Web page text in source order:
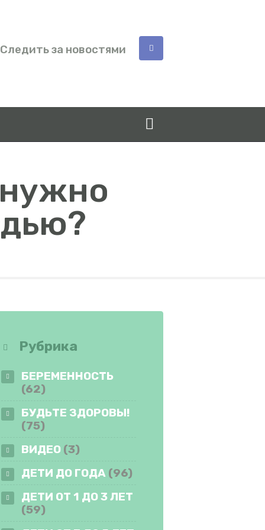
Следить за новостями
Рубрика
БЕРЕМЕННОСТЬ
(62)
БУДЬТЕ ЗДОРОВЫ!
(75)
ВИДЕО (3)
ДЕТИ ДО ГОДА (96)
ДЕТИ ОТ 1 ДО 3 ЛЕТ
(59)